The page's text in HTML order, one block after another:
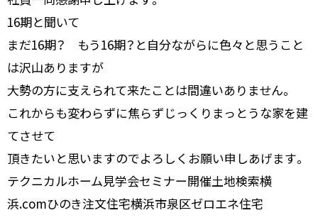
16期と聞いて
まだ16期？ もう16期？と自分ながらに色々と思うこと
は沢山ありますが
大勢の方に支えられて来たことは間違いありません。
これからも変わらずに焦らずじっくりまっとうな家を建
てさせて
頂きたいと思いますのでよろしくお願い申しあげます。
テクニカルホーム見学会セミナー開催土地検索横
浜.comひのき注文住宅横浜市泉区ゼロエネ住宅